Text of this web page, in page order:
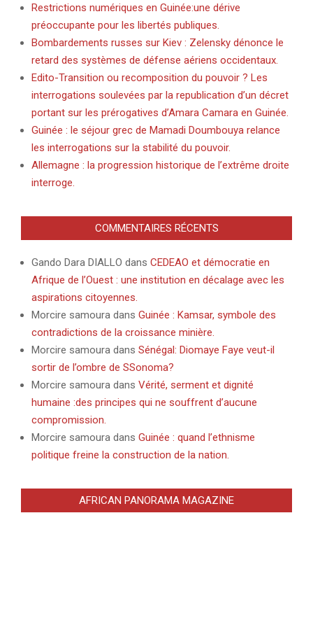
Restrictions numériques en Guinée:une dérive
préoccupante pour les libertés publiques.
Bombardements russes sur Kiev : Zelensky dénonce le
retard des systèmes de défense aériens occidentaux.
Edito-Transition ou recomposition du pouvoir ? Les
interrogations soulevées par la republication d’un décret
portant sur les prérogatives d’Amara Camara en Guinée.
Guinée : le séjour grec de Mamadi Doumbouya relance
les interrogations sur la stabilité du pouvoir.
Allemagne : la progression historique de l’extrême droite
interroge.
COMMENTAIRES RÉCENTS
Gando Dara DIALLO dans CEDEAO et démocratie en
Afrique de l’Ouest : une institution en décalage avec les
aspirations citoyennes.
Morcire samoura dans Guinée : Kamsar, symbole des
contradictions de la croissance minière.
Morcire samoura dans Sénégal: Diomaye Faye veut-il
sortir de l’ombre de SSonoma?
Morcire samoura dans Vérité, serment et dignité
humaine :des principes qui ne souffrent d’aucune
compromission.
Morcire samoura dans Guinée : quand l’ethnisme
politique freine la construction de la nation.
AFRICAN PANORAMA MAGAZINE